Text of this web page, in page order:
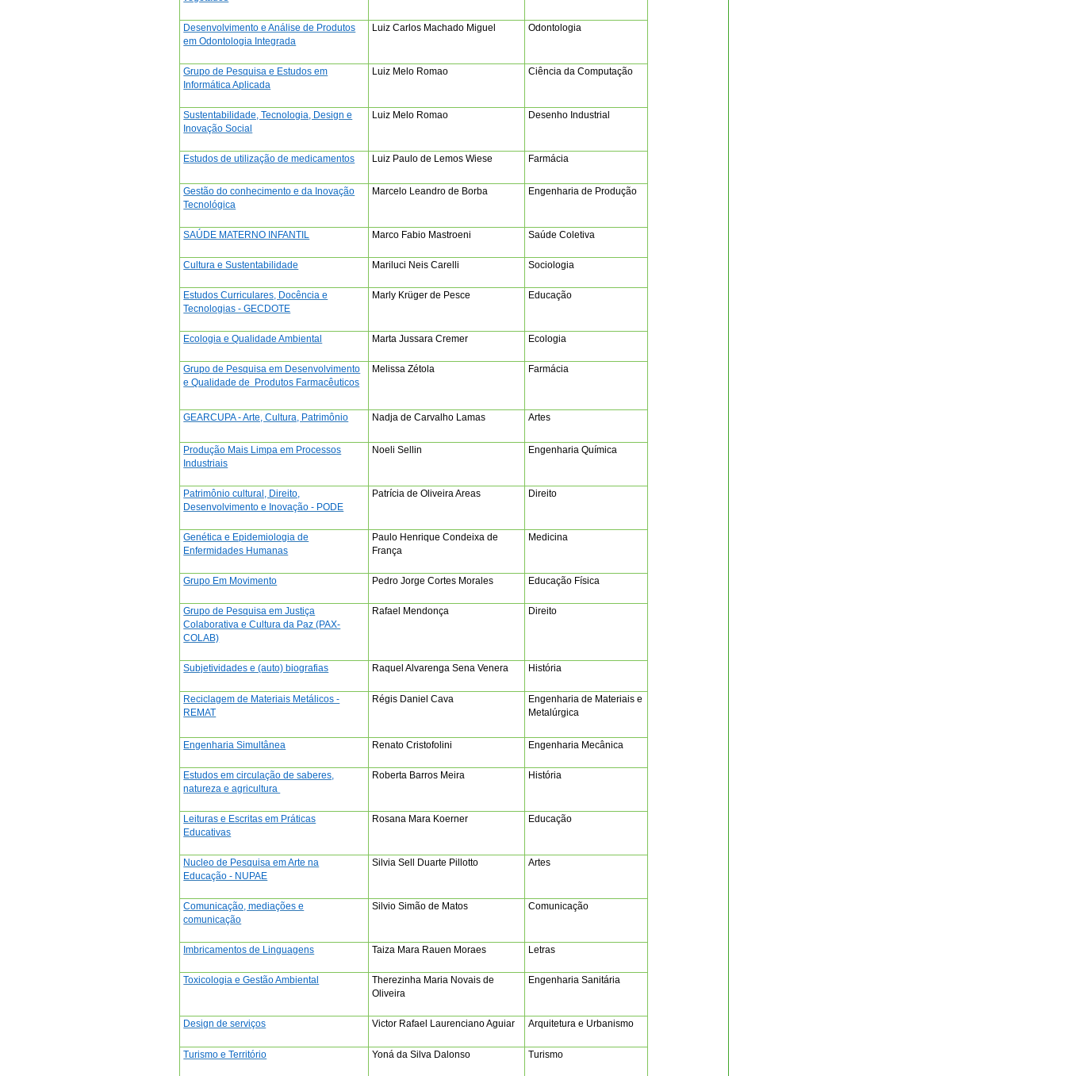
Desenvolvimento e Análise de Produtos
em Odontologia Integrada
Luiz Carlos Machado Miguel Odontologia
Grupo de Pesquisa e Estudos em
Informática Aplicada
Luiz Melo Romao Ciência da Computação
Sustentabilidade, Tecnologia, Design e
Inovação Social
Luiz Melo Romao Desenho Industrial
Estudos de utilização de medicamentos Luiz Paulo de Lemos Wiese Farmácia
Gestão do conhecimento e da Inovação
Tecnológica
Marcelo Leandro de Borba Engenharia de Produção
SAÚDE MATERNO INFANTIL Marco Fabio Mastroeni Saúde Coletiva
Cultura e Sustentabilidade Mariluci Neis Carelli Sociologia
Estudos Curriculares, Docência e
Tecnologias - GECDOTE
Marly Krüger de Pesce Educação
Ecologia e Qualidade Ambiental Marta Jussara Cremer Ecologia
Grupo de Pesquisa em Desenvolvimento
e Qualidade de Produtos Farmacêuticos
Melissa Zétola Farmácia
GEARCUPA - Arte, Cultura, Patrimônio Nadja de Carvalho Lamas Artes
Produção Mais Limpa em Processos
Industriais
Noeli Sellin Engenharia Química
Patrimônio cultural, Direito,
Desenvolvimento e Inovação - PODE
Patrícia de Oliveira Areas Direito
Genética e Epidemiologia de
Enfermidades Humanas
Paulo Henrique Condeixa de
França
Medicina
Grupo Em Movimento Pedro Jorge Cortes Morales Educação Física
Grupo de Pesquisa em Justiça
Colaborativa e Cultura da Paz (PAX-
COLAB)
Rafael Mendonça Direito
Subjetividades e (auto) biografias Raquel Alvarenga Sena Venera História
Reciclagem de Materiais Metálicos -
REMAT
Régis Daniel Cava
Engenharia de Materiais e
Metalúrgica
Engenharia Simultânea Renato Cristofolini Engenharia Mecânica
Estudos em circulação de saberes,
natureza e agricultura
Roberta Barros Meira História
Leituras e Escritas em Práticas
Educativas
Rosana Mara Koerner Educação
Nucleo de Pesquisa em Arte na
Educação - NUPAE
Silvia Sell Duarte Pillotto Artes
Comunicação, mediações e
comunicação
Silvio Simão de Matos Comunicação
Imbricamentos de Linguagens Taiza Mara Rauen Moraes Letras
Toxicologia e Gestão Ambiental
Therezinha Maria Novais de
Oliveira
Engenharia Sanitária
Design de serviços Victor Rafael Laurenciano Aguiar Arquitetura e Urbanismo
Turismo e Território Yoná da Silva Dalonso Turismo